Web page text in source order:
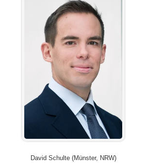
David Schulte (Münster, NRW)